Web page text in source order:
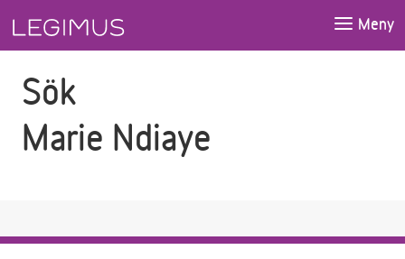
Meny
Sök
Marie Ndiaye